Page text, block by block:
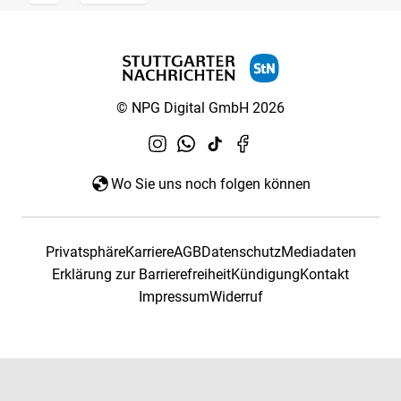
© NPG Digital GmbH 2026
Wo Sie uns noch folgen können
PrivatsphäreKarriereAGBDatenschutzMediadaten
Erklärung zur BarrierefreiheitKündigungKontakt
ImpressumWiderruf